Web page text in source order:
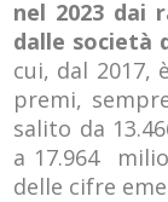
nel 2023 dai
dalle società
cui, dal 2017,
premi,
salito da
a 17.964
delle cifre